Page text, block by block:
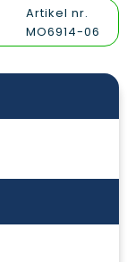
Artikel nr.
MO6914-06